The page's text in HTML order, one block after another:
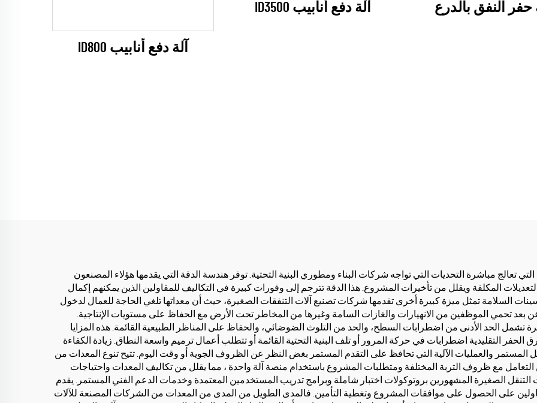
حفر النفق بالدرع آلة دفع أنابيب ID3500
آلة دفع أنابيب ID800
تعالج مباشرة التحديات التي تواجه شركات البناء ومطوري البنية التحتية. توفر هندسة الدقة التي يقدمها هؤلاء المصنعون
المكلفة ويقلل من تأخيرات المشروع. هذا الدقة تترجم إلى وفورات كبيرة في التكاليف للمقاولين الذين يمكنهم إكمال
السلامة تمثل ميزة كبيرة أخرى تقدمها شركات تصنيع آلات التنفقات الصغيرة، حيث أن معداتها تلغي الحاجة للعمال لدخول
تحمي الموظفين من الانهيارات والغازات السامة وغيرها من المخاطر تحت الأرض مع الحفاظ على مستويات الإنتاجية.
تشمل الحد الأدنى من اضطرابات السطح، والحد من التلوث الضوضائي، والحفاظ على المناظر الطبيعية القائمة. هذه المزايا
التقليدية اضطرابات في حركة المرور أو تلف البنية التحتية القائمة أو تتطلب أعمال ترميم واسعة النطاق. زيادة الكفاءة
والعمليات الآلية التي تحافظ على التقدم المستمر بغض النظر عن الظروف الجوية أو وقت اليوم. تتيح تنوع المعدات من
التعامل مع ظروف التربة المختلفة ومتطلبات المشروع باستخدام منصة آلة واحدة ، مما يقلل من تكاليف المعدات واحتياجات
التنقل الصغيرة المشهورين بروتوكولات اختبار شاملة وبرامج تدريب المستخدمين المعتمدة وخدمات الدعم الفني المستمر. يقدم
على الحصول على موافقات المشروع وتغطية التأمين. فالمدى الطويل من المدى من المعدات من الشركات المصنعة للآلات